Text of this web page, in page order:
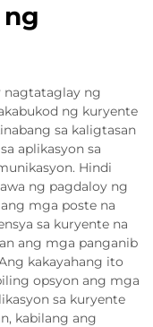
nagtataglay ng
ng kuryente
sa kaligtasan
aplikasyon sa
Hindi
ng pagdaloy ng
mga poste na
sa kuryente na
ang mga panganib
kakayahang ito
opsyon ang mga
sa kuryente
kabilang ang